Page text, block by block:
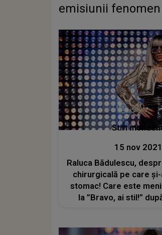
emisiunii fenomen
Stiri
15 nov 2021
Raluca Bădulescu,
chirurgicală pe care
stomac! Care este
la ”Bravo, ai stil!”